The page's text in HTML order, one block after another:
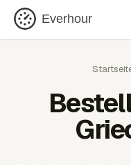
Everhour